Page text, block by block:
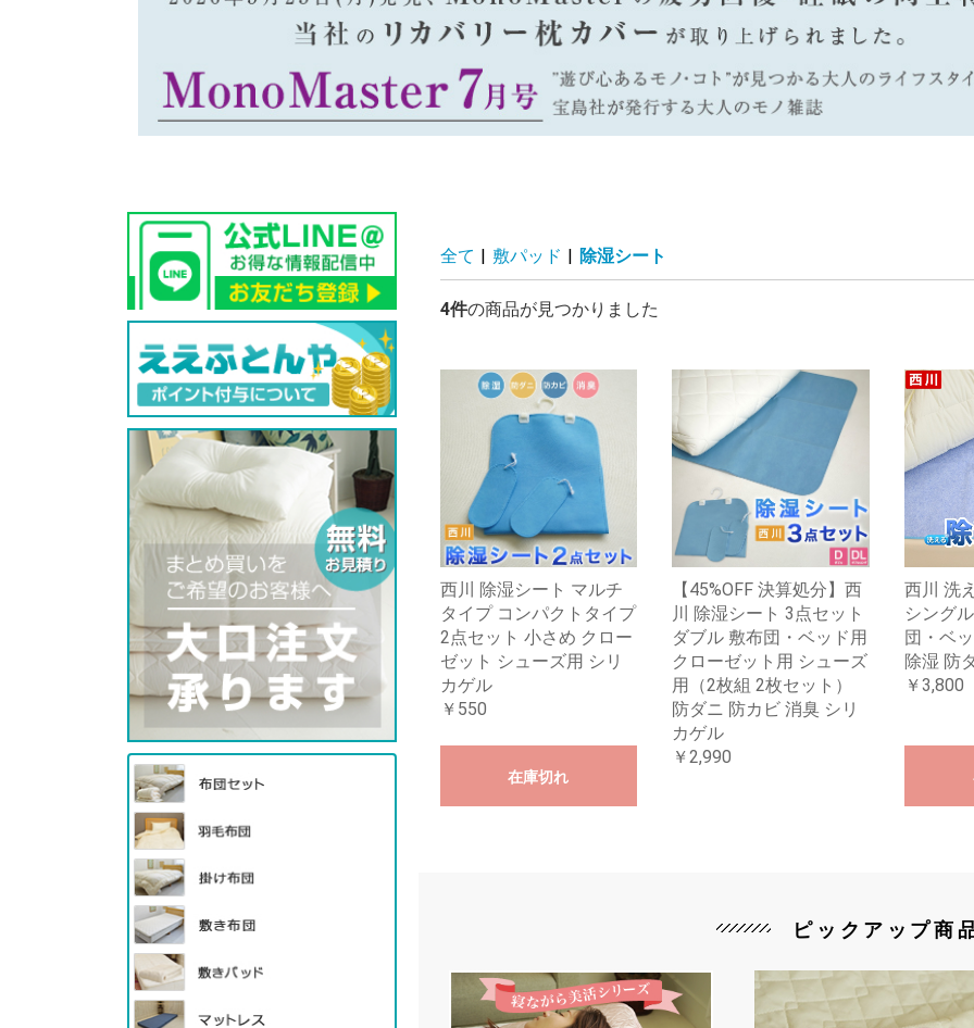
全て | 敷パッド | 除湿シート
4件の商品が見つかりました
西川 除湿シート マルチ
タイプ コンパクトタイプ
2点セット 小さめ クロー
ゼット シューズ用 シリ
カゲル
￥550
在庫切れ
【45%OFF 決算処分】西
川 除湿シート 3点セット
ダブル 敷布団・ベッド用
クローゼット用 シューズ
用（2枚組 2枚セット）
防ダニ 防カビ 消臭 シリ
カゲル
￥2,990
西川 洗
シング
団・ベ
除湿 防
￥3,800
ピックアップ商